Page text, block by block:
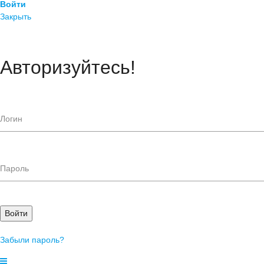
Войти
Закрыть
Авторизуйтесь!
Войти
Забыли пароль?